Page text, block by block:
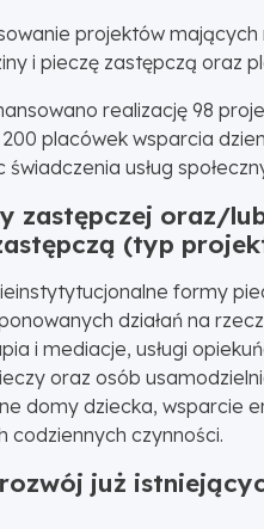
projektów
i pieczę zastępczą oraz
realizację 98
placówek wsparcia
usług
zastępczej oraz/
(typ
formy
działań na
i mediacje, usługi
oraz osób
domy dziecka, wsparcie
codziennych czynności.
już